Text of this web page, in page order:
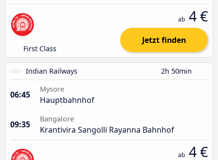
First Class
ab 4 €
Jetzt finden
Indian Railways 2h 50min
06:45
Mysore
Hauptbahnhof
09:35
Bangalore
Krantivira Sangolli Rayanna Bahnhof
ab 4 €